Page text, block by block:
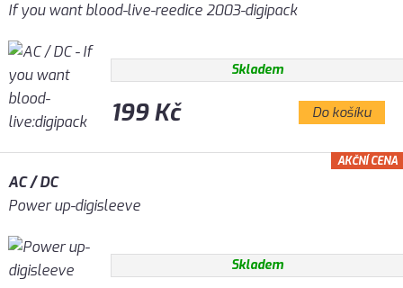
If you want blood-live-reedice 2003-digipack
Skladem
199 Kč Do košíku
AC / DC
Power up-digisleeve
Skladem
AKČNÍ CENA